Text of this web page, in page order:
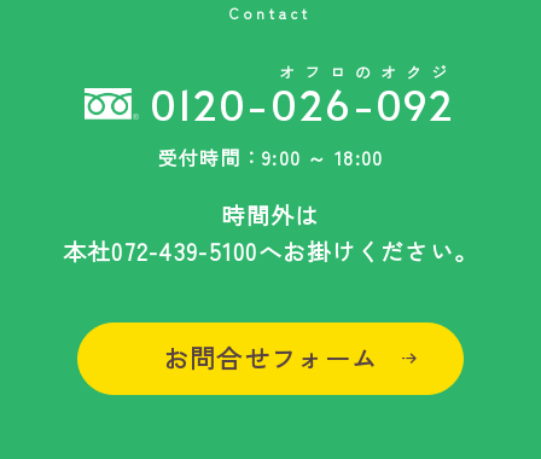
Contact
オフロのオクジ
0120-026-092
受付時間：9:00 ～ 18:00
時間外は
本社072-439-5100へお掛けください。
お問合せフォーム